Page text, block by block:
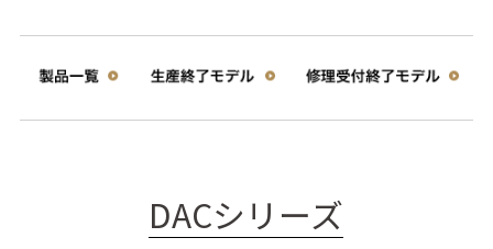
DACシリーズ